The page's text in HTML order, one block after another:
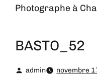
Photographe à
BASTO_52
admin novembre